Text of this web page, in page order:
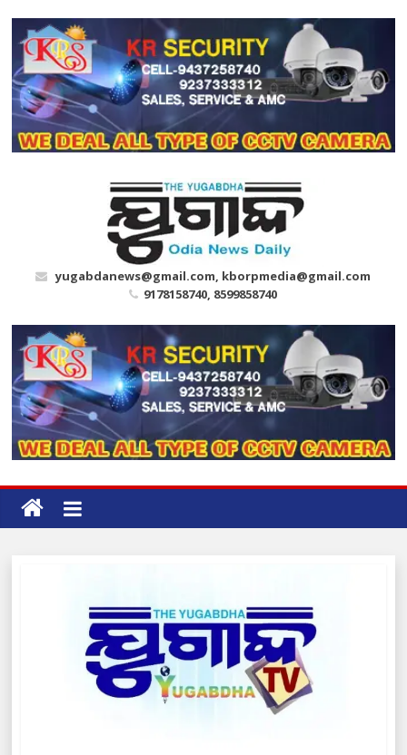
content
yugabdanews@gmail.com, kborpmedia@gmail.com
9178158740, 8599858740